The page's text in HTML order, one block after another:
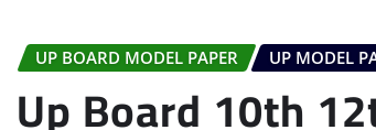
UP BOARD MODEL PAPER UP MODEL
Up Board 10th